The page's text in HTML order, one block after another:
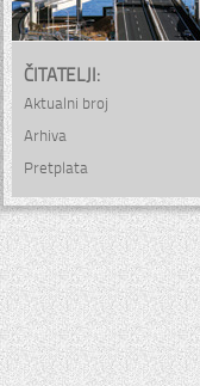
ČITATELJI:
Aktualni broj
Arhiva
Pretplata